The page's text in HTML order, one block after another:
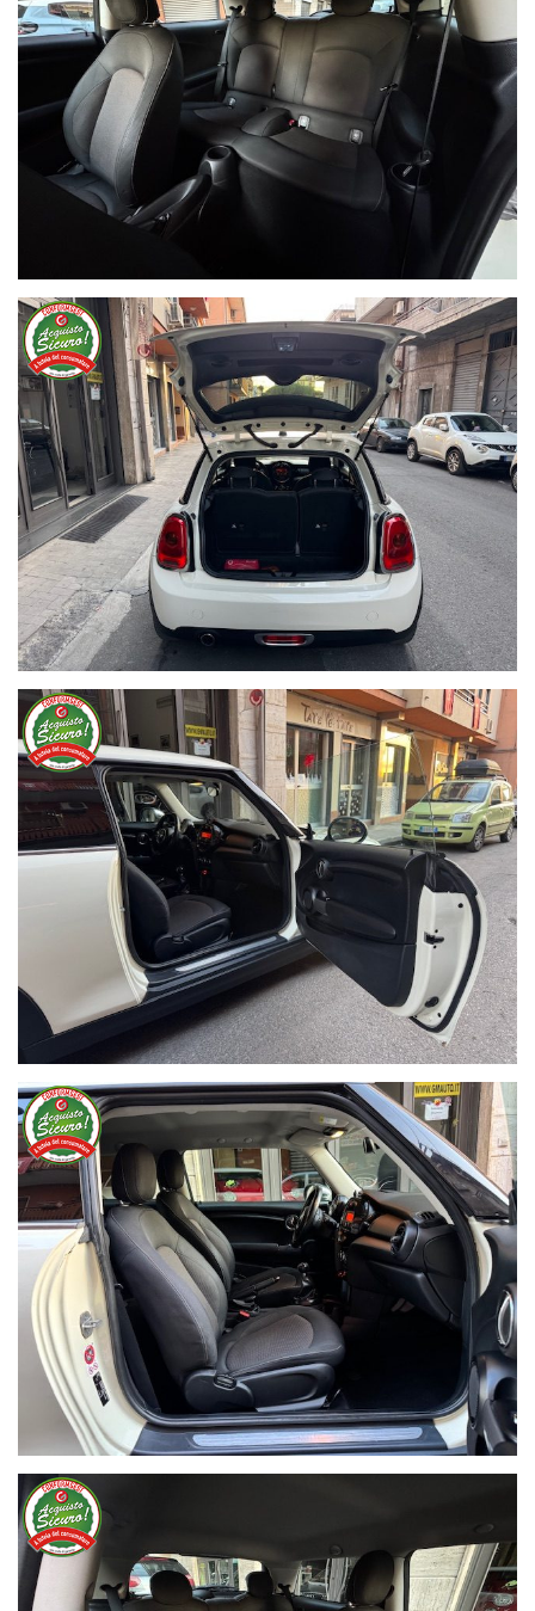
NON HAI TROVATO L'AUTO CHE
CERCHI?
Compila il modulo e ti contatteremo appena l'auto che
cerchi sarà disponibile